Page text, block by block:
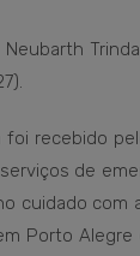
Neubarth
recebido
de
cuidado com
Porto